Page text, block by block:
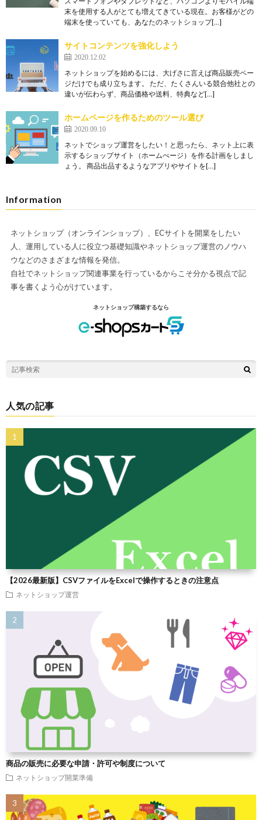
末を使用する人がとても増えてきている現在。お客様がどの
端末を使っていても、あなたのネットショップ[…]
サイトコンテンツを強化しよう
2020.12.02
ネットショップを始めるには、大げさに言えば商品販売ペー
ジだけでも成り立ちます。 ただ、たくさんいる競合他社との
違いが伝わらず、商品価格や送料、特典など[…]
ホームページを作るためのツール選び
2020.09.10
ネットでショップ運営をしたい！と思ったら、ネット上に表
示するショップサイト（ホームぺージ）を作る計画をしまし
ょう。 商品出品するようなアプリやサイトを[…]
Information
ネットショップ（オンラインショップ）、ECサイトを開業をしたい
人、運用している人に役立つ基礎知識やネットショップ運営のノウハ
ウなどのさまざまな情報を発信。
自社でネットショップ関連事業を行っているからこそ分かる視点で記
事を書くよう心がけています。
ネットショップ構築するなら
人気の記事
【2026最新版】CSVファイルをExcelで操作するときの注意点
ネットショップ運営
商品の販売に必要な申請・許可や制度について
ネットショップ開業準備